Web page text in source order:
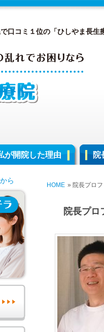
口コミ１位の「ひしやま長生
が開院した理由 院
HOME » 院長プロ
院長プロ